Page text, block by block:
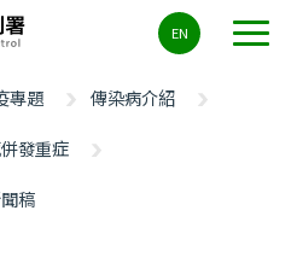
EN
專題
傳染病介紹
發重症
稿